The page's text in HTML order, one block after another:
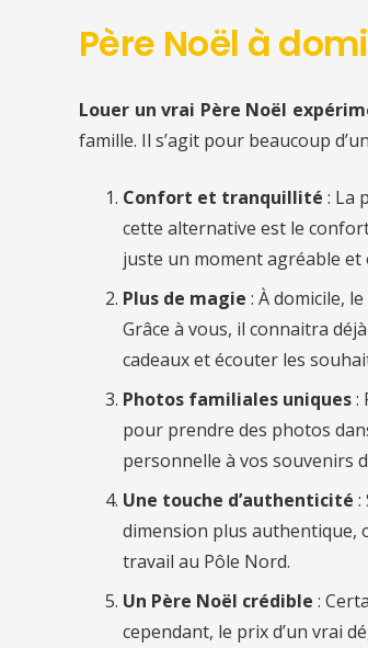
Père Noël à
Louer un vrai Père Noël
famille. Il s’agit pour beaucoup
Confort et tranquillité : La
cette alternative est le
juste un moment agréable et
Plus de magie : À domicile,
Grâce à vous, il connaitra
cadeaux et écouter les
Photos familiales uniques:
pour prendre des photos
personnelle à vos souvenirs
Une touche d’authenticité :
dimension plus authentique,
travail au Pôle Nord.
Un Père Noël crédible :
cependant, le prix d’un vrai